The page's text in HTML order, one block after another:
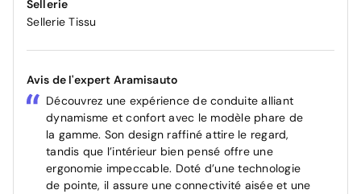
Sellerie
Sellerie Tissu
Avis de l'expert Aramisauto
Découvrez une expérience de conduite alliant
dynamisme et confort avec le modèle phare de
la gamme. Son design raffiné attire le regard,
tandis que l’intérieur bien pensé offre une
ergonomie impeccable. Doté d’une technologie
de pointe, il assure une connectivité aisée et une